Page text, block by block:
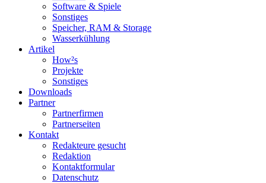
Software & Spiele
Sonstiges
Speicher, RAM & Storage
Wasserkühlung
Artikel
How²s
Projekte
Sonstiges
Downloads
Partner
Partnerfirmen
Partnerseiten
Kontakt
Redakteure gesucht
Redaktion
Kontaktformular
Datenschutz